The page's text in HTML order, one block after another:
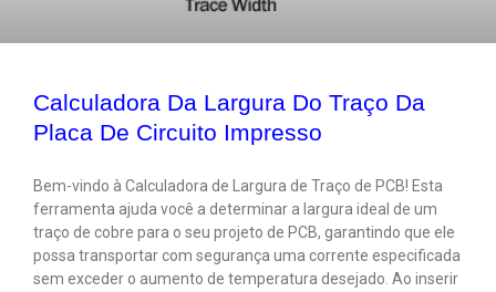
Calculadora Da Largura Do Traço Da
Placa De Circuito Impresso
Bem-vindo à Calculadora de Largura de Traço de PCB! Esta
ferramenta ajuda você a determinar a largura ideal de um
traço de cobre para o seu projeto de PCB, garantindo que ele
possa transportar com segurança uma corrente especificada
sem exceder o aumento de temperatura desejado. Ao inserir